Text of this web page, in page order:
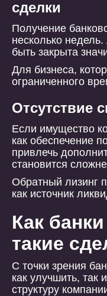
сделки
Получение
несколько
быть закрыта
Для бизнеса,
ограниченного
Отсутствие
Если имущество
как обеспечение
привлечь
становится
Обратный лизинг
как источник
Как
такие
С точки зрения
как улучшить, так
структуру